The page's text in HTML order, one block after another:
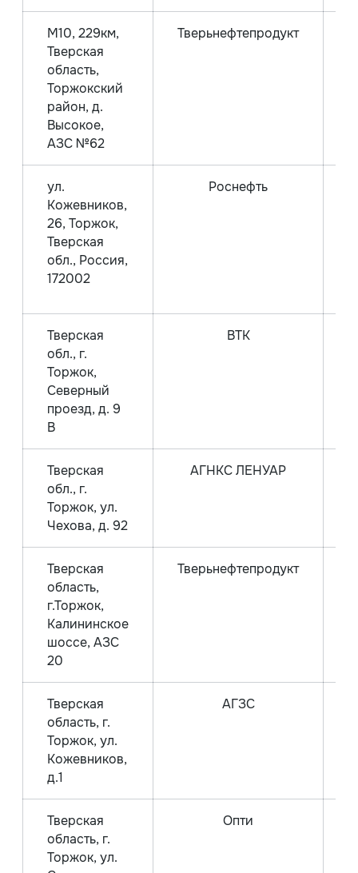
М10, 229км,
Тверская
область,
Торжокский
район, д.
Высокое,
АЗС №62
Тверьнефтепродукт
ул.
Кожевников,
26, Торжок,
Тверская
обл., Россия,
172002
Роснефть
Тверская
обл., г.
Торжок,
Северный
проезд, д. 9
В
ВТК
Тверская
обл., г.
Торжок, ул.
Чехова, д. 92
АГНКС ЛЕНУАР
Тверская
область,
г.Торжок,
Калининское
шоссе, АЗС
20
Тверьнефтепродукт
Тверская
область, г.
Торжок, ул.
Кожевников,
д.1
АГЗС
Тверская
область, г.
Торжок, ул.
Опти